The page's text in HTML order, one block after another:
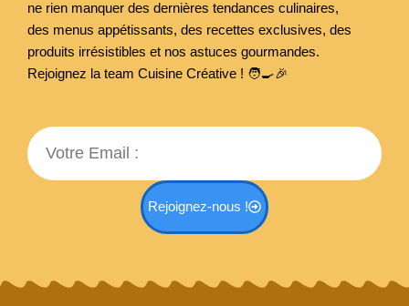
ne rien manquer des dernières tendances culinaires,
des menus appétissants, des recettes exclusives, des
produits irrésistibles et nos astuces gourmandes.
Rejoignez la team Cuisine Créative ! 🧑‍🍳🎉
Email
Rejoignez-nous !